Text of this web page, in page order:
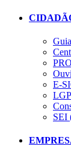
E-
SEI